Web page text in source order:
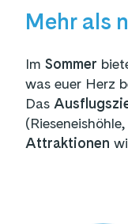
Mehr als
Im Sommer
was euer Herz
Das
Attraktionen